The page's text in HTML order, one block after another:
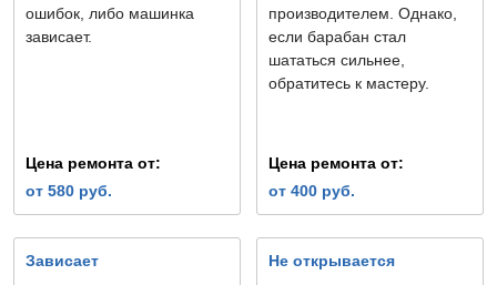
ошибок, либо машинка
зависает.
Цена ремонта от:
от 580 руб.
производителем. Однако,
если барабан стал
шататься сильнее,
обратитесь к мастеру.
Цена ремонта от:
от 400 руб.
Зависает Не открывается